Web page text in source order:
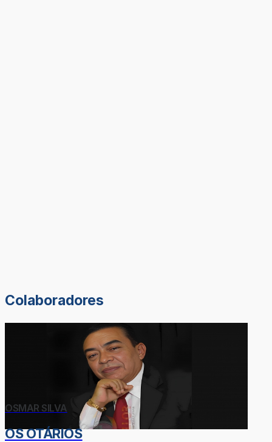
Colaboradores
OSMAR SILVA
OS OTÁRIOS